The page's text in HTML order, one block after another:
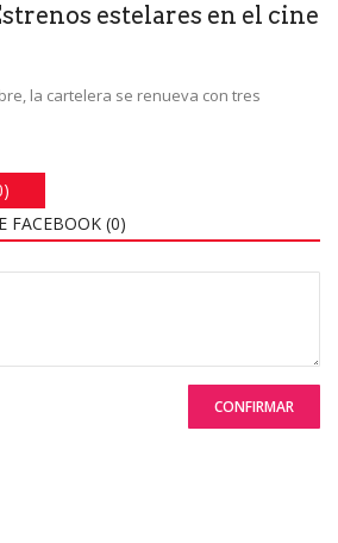
estelares en el cine
la cartelera se renueva con tres
FACEBOOK (0)
CONFIRMAR